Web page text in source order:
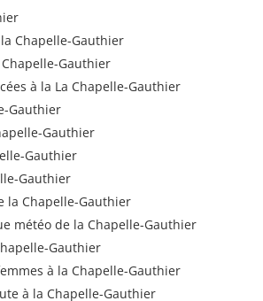
Chapelle-Gauthier
Gauthier
à la La Chapelle-Gauthier
Gauthier
Gauthier
Gauthier
Gauthier
la Chapelle-Gauthier
météo de la Chapelle-Gauthier
Gauthier
à la Chapelle-Gauthier
à la Chapelle-Gauthier